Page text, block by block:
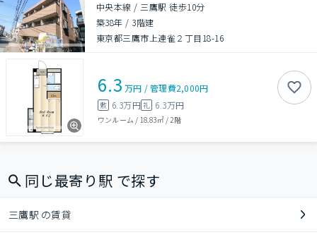
中央本線 / 三鷹駅 徒歩10分
築38年 / 3階建
東京都三鷹市上連雀２丁目18-16
6.3 万円 /管理費2,000円
敷 6.3万円礼 6.3万円
ワンルーム / 18.83㎡/ 2階
同じ最寄り駅 で探す
三鷹駅 の賃貸